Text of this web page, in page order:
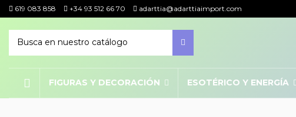
619 083 858 +34 93 512 66 70 adarttia@adarttiaimport.com
FIGURAS Y DECORACIÓN ESOTÉRICO Y ENERGÍA